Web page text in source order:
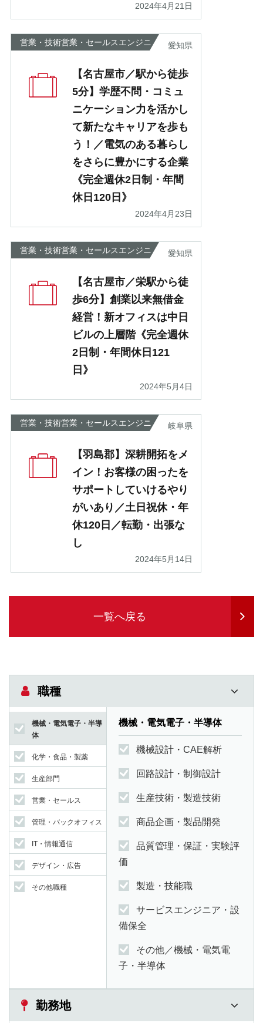
2024年4月21日
営業・技術営業・セールスエンジニ
愛知県
【名古屋市／駅から徒歩
5分】学歴不問・コミュ
ニケーション力を活かし
て新たなキャリアを歩も
う！／電気のある暮らし
をさらに豊かにする企業
《完全週休2日制・年間
休日120日》
2024年4月23日
営業・技術営業・セールスエンジニ
愛知県
【名古屋市／栄駅から徒
歩6分】創業以来無借金
経営！新オフィスは中日
ビルの上層階《完全週休
2日制・年間休日121
日》
2024年5月4日
営業・技術営業・セールスエンジニ
岐阜県
【羽島郡】深耕開拓をメ
イン！お客様の困ったを
サポートしていけるやり
がいあり／土日祝休・年
休120日／転勤・出張な
し
2024年5月14日
一覧へ戻る
職種
機械・電気電子・半導
体
化学・食品・製薬
生産部門
営業・セールス
管理・バックオフィス
IT・情報通信
デザイン・広告
その他職種
機械・電気電子・半導体
機械設計・CAE解析
回路設計・制御設計
生産技術・製造技術
商品企画・製品開発
品質管理・保証・実験評
価
製造・技能職
サービスエンジニア・設
備保全
その他／機械・電気電
子・半導体
勤務地